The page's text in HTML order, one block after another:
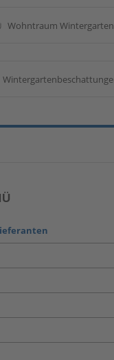
Wohntraum Wintergarten